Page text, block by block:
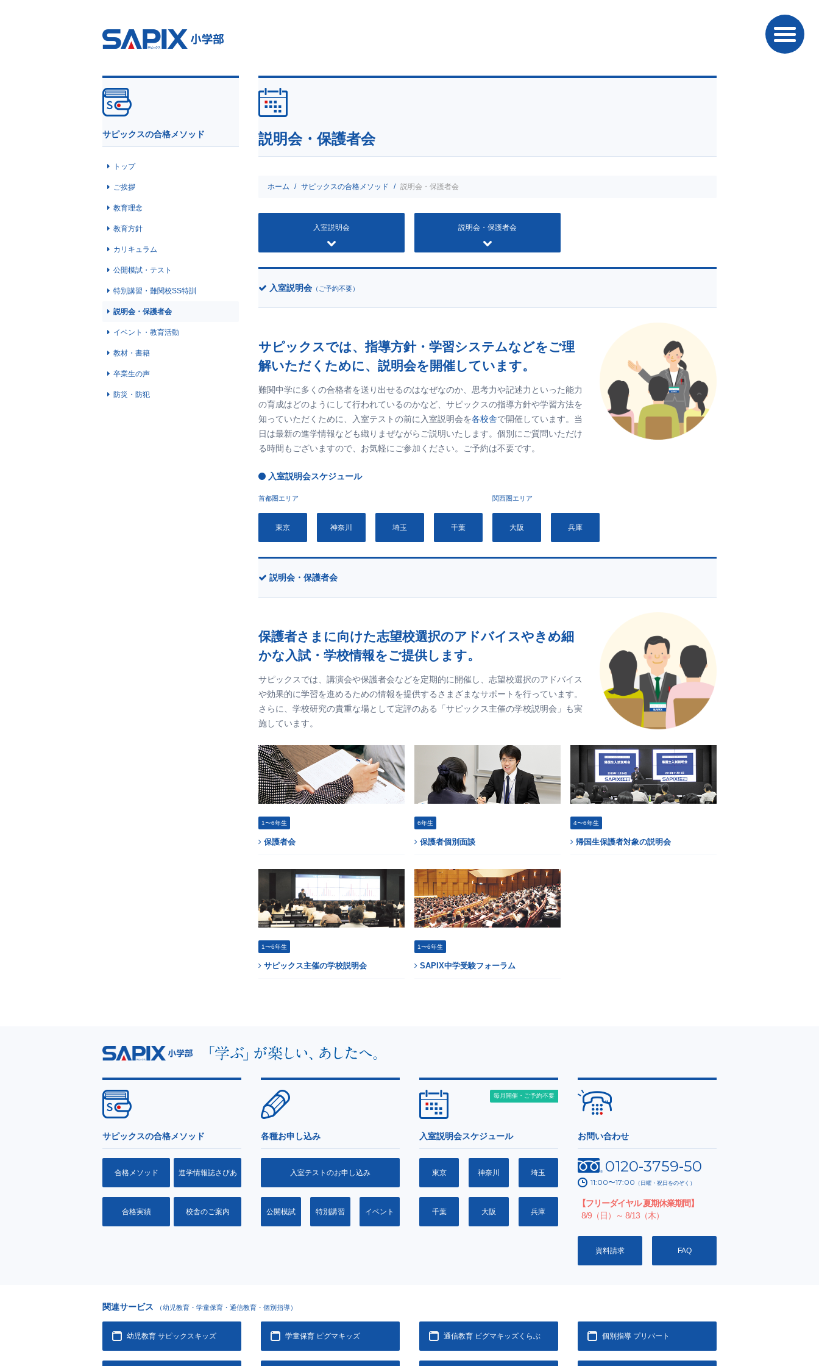
説明会・保護者会
ホーム サピックスの合格メソッド 説明会・保護者会
入室説明会 説明会・保護者会
入室説明会 （ご予約不要）
サピックスでは、指導方針・学習システムなどをご理
解いただくために、説明会を開催しています。
難関中学に多くの合格者を送り出せるのはなぜなのか、思考力や記述力といった能力
の育成はどのようにして行われているのかなど、サピックスの指導方針や学習方法を
知っていただくために、入室テストの前に入室説明会を各校舎で開催しています。当
日は最新の進学情報なども織りまぜながらご説明いたします。個別にご質問いただけ
る時間もございますので、お気軽にご参加ください。ご予約は不要です。
入室説明会スケジュール
首都圏エリア
東京 神奈川 埼玉 千葉
関西圏エリア
大阪 兵庫
説明会・保護者会
保護者さまに向けた志望校選択のアドバイスやきめ細
かな入試・学校情報をご提供します。
サピックスでは、講演会や保護者会などを定期的に開催し、志望校選択のアドバイス
や効果的に学習を進めるための情報を提供するさまざまなサポートを行っています。
さらに、学校研究の貴重な場として定評のある「サピックス主催の学校説明会」も実
施しています。
1〜6年生
保護者会
6年生
保護者個別面談
4〜6年生
帰国生保護者対象の説明会
1〜6年生
サピックス主催の学校説明会
1〜6年生
SAPIX中学受験フォーラム
サピックスの合格メソッド
トップ
ご挨拶
教育理念
教育方針
カリキュラム
公開模試・テスト
特別講習・難関校SS特訓
説明会・保護者会
イベント・教育活動
教材・書籍
卒業生の声
防災・防犯
サピックスの合格メソッド
合格メソッド 進学情報誌さぴあ
合格実績 校舎のご案内
各種お申し込み
入室テストのお申し込み
公開模試 特別講習 イベント
入室説明会スケジュール
毎月開催・ご予約不要
東京 神奈川 埼玉
千葉 大阪 兵庫
お問い合わせ
0120-3759-50
11:00〜17:00 （日曜・祝日をのぞく）
【フリーダイヤル 夏期休業期間】
8/9（日）～ 8/13（木）
資料請求 FAQ
関連サービス （幼児教育・学童保育・通信教育・個別指導）
幼児教育 サピックスキッズ 学童保育 ピグマキッズ 通信教育 ピグマキッズくらぶ 個別指導 プリバート